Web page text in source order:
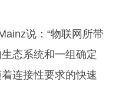
说：“物联网所带
态系统和一组确定
连接性要求的快速